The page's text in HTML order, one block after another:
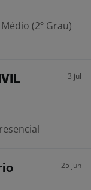
(2º Grau)
3 jul
25 jun